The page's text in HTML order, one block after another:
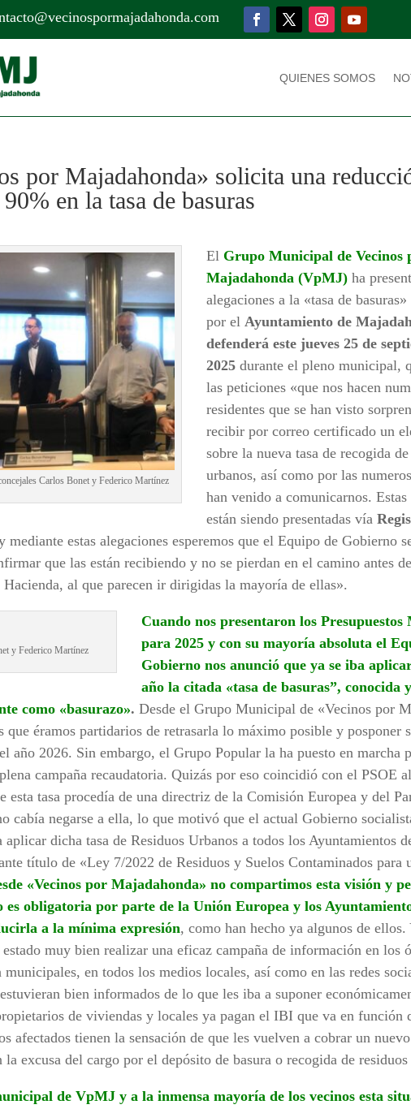
QUIENES SOMOS
por Majadahonda» solicita una
en la tasa de basuras
Carlos Bonet y Federico Martínez
El Grupo Municipal de Vecinos
Majadahonda (VpMJ) ha
alegaciones a la «tasa de
por elAyuntamiento de
defenderá este jueves 25 de
2025 durante el pleno municipal,
las peticiones «que nos hacen
residentes que se han visto
recibir por correo certificado un
sobre la nueva tasa de recogida
urbanos, así como por las
han venido a comunicarnos. Estas
están siendo presentadas vía
mediante estas alegaciones esperemos que el Equipo de Gobierno
que las están recibiendo y no se pierdan en el camino antes
Hacienda, al que parecen ir dirigidas la mayoría de ellas».
y Federico Martínez
Cuando nos presentaron los Presupuestos
para 2025 y con su mayoría absoluta el
Gobierno nos anunció que ya se iba
año la citada «tasa de basuras”, conocida
como «basurazo». Desde el Grupo Municipal de «Vecinos por
que éramos partidarios de retrasarla lo máximo posible y posponer
año 2026. Sin embargo, el Grupo Popular la ha puesto en marcha
campaña recaudatoria. Quizás por eso coincidió con el PSOE
esta tasa procedía de una directriz de la Comisión Europea y del
cabía negarse a ella, lo que motivó que el actual Gobierno
aplicar dicha tasa de Residuos Urbanos a todos los Ayuntamientos
título de «Ley 7/2022 de Residuos y Suelos Contaminados para
«Vecinos por Majadahonda» no compartimos esta visión y
es obligatoria por parte de la Unión Europea y los
a la mínima expresión, como han hecho ya algunos de ellos.
muy bien realizar una eficaz campaña de información en los
en todos los medios locales, así como en las redes
bien informados de lo que les iba a suponer
de viviendas y locales ya pagan el IBI que va en función
afectados tienen la sensación de que les vuelven a cobrar un
la excusa del cargo por el depósito de basura o recogida de residuos
de VpMJ y a la inmensa mayoría de los vecinos esta